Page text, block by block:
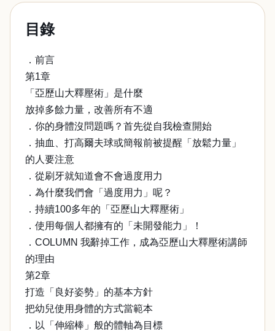
目錄
．前言
第1章
「亞歷山大釋壓術」是什麼
放掉多餘力量，改善所有不適
．你的身體沒問題嗎？首先從自我檢查開始
．抽血、打高爾夫球或簡報前被提醒「放鬆力量」
的人要注意
．從刷牙就知道會不會過度用力
．為什麼我們會「過度用力」呢？
．持續100多年的「亞歷山大釋壓術」
．使用每個人都擁有的「未開發能力」！
．COLUMN 我辭掉工作，成為亞歷山大釋壓術講師
的理由
第2章
打造「良好姿勢」的基本方針
把幼兒使用身體的方式當範本
．以「伸縮棒」般的體軸為目標